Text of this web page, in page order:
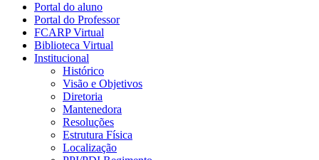
Portal do aluno
Portal do Professor
FCARP Virtual
Biblioteca Virtual
Institucional
Histórico
Visão e Objetivos
Diretoria
Mantenedora
Resoluções
Estrutura Física
Localização